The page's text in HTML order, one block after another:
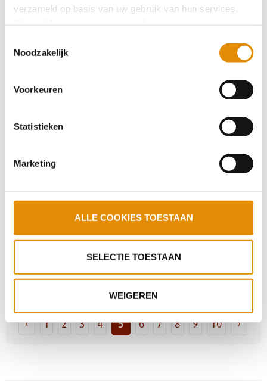
verzameld op basis van uw gebruik van hun services.
Op onze privacypagina kunt u meer lezen over onze
cookies en via de cookie-instellingen button linksonder op
onze website kan je je toestemming op elk moment
wijzigen.
Noodzakelijk
Voorkeuren
Statistieken
Marketing
ALLE COOKIES TOESTAAN
SELECTIE TOESTAAN
WEIGEREN
ervaringsdeskundigheid staat
Groene vingers en goede gesprekken
Blerick (Venlo)?
een carrièreswitch
Verpleegkundige
‹ 1 2 3 4 5 6 7 8 9 10 ›